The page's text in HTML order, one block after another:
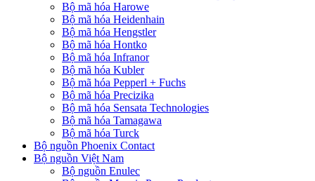
Bộ mã hóa Harowe
Bộ mã hóa Heidenhain
Bộ mã hóa Hengstler
Bộ mã hóa Hontko
Bộ mã hóa Infranor
Bộ mã hóa Kubler
Bộ mã hóa Pepperl + Fuchs
Bộ mã hóa Precizika
Bộ mã hóa Sensata Technologies
Bộ mã hóa Tamagawa
Bộ mã hóa Turck
Bộ nguồn Phoenix Contact
Bộ nguồn Việt Nam
Bộ nguồn Enulec